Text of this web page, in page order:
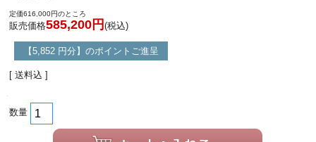
定価616,000円のところ
販売価格585,200円 (税込)
【5,852 円分】のポイントご進呈
[ 送料込 ]
数量